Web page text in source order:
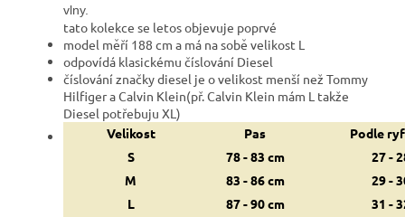
vlny.
tato kolekce se letos objevuje poprvé
model měří 188 cm a má na sobě velikost L
odpovídá klasickému číslování Diesel
číslování značky diesel je o velikost menší než Tommy
Hilfiger a Calvin Klein(př. Calvin Klein mám L takže
Diesel potřebuju XL)
Velikost
Pas
Podle
S
78 - 83 cm
27 -
M
83 - 86 cm
29 -
L
87 - 90 cm
31 -